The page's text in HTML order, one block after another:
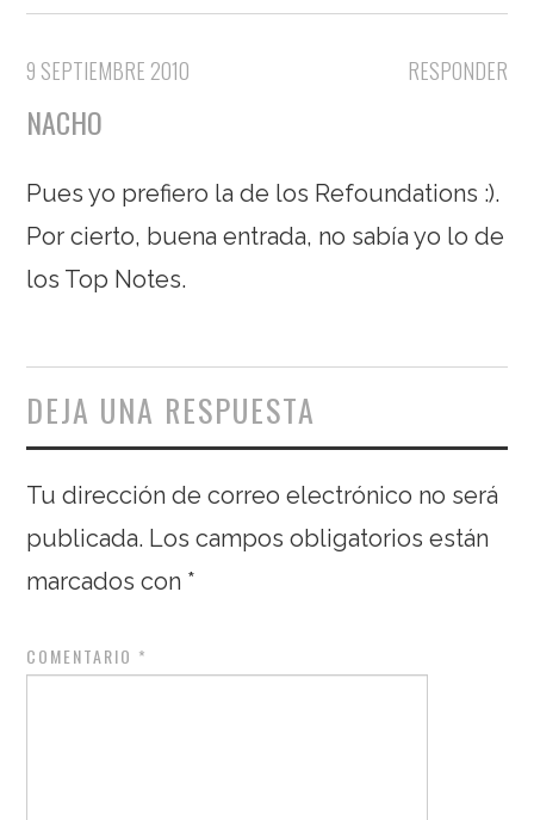
RESPONDER
9 SEPTIEMBRE 2010
NACHO
Pues yo prefiero la de los Refoundations :).
Por cierto, buena entrada, no sabía yo lo de
los Top Notes.
DEJA UNA RESPUESTA
Tu dirección de correo electrónico no será
publicada. Los campos obligatorios están
marcados con *
COMENTARIO *